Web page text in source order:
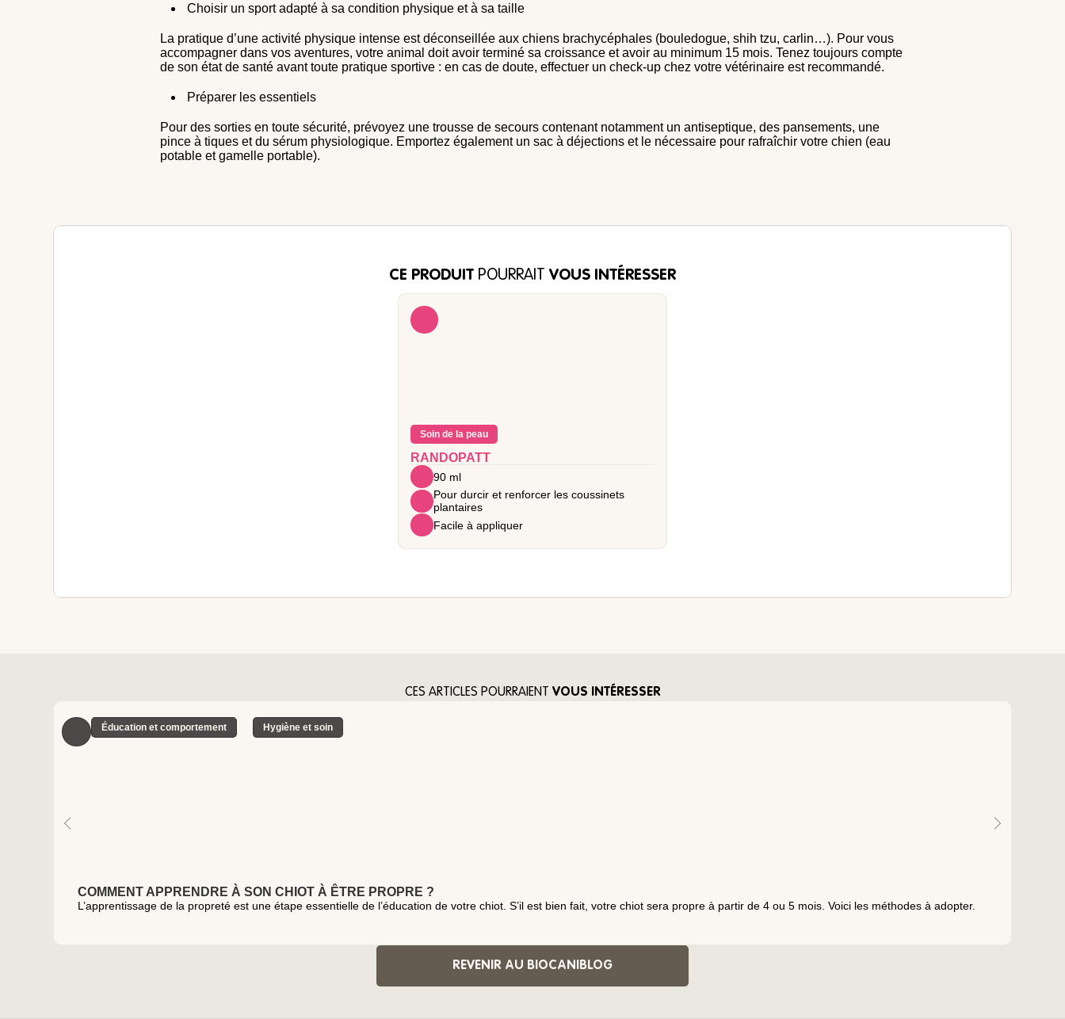
Choisir un sport adapté à sa condition physique et à sa taille
La pratique d’une activité physique intense est déconseillée aux chiens brachycéphales (bouledogue, shih tzu, carlin…). Pour vous
accompagner dans vos aventures, votre animal doit avoir terminé sa croissance et avoir au minimum 15 mois. Tenez toujours compte
de son état de santé avant toute pratique sportive : en cas de doute, effectuer un check-up chez votre vétérinaire est recommandé.
Préparer les essentiels
Pour des sorties en toute sécurité, prévoyez une trousse de secours contenant notamment un antiseptique, des pansements, une
pince à tiques et du sérum physiologique. Emportez également un sac à déjections et le nécessaire pour rafraîchir votre chien (eau
potable et gamelle portable).
CE PRODUIT POURRAIT VOUS INTÉRESSER
Soin de la peau
RANDOPATT
90 ml
Pour durcir et renforcer les coussinets
plantaires
Facile à appliquer
CES ARTICLES POURRAIENT VOUS INTÉRESSER
Éducation et comportement Hygiène et soin
COMMENT APPRENDRE À SON CHIOT À ÊTRE PROPRE ?
L’apprentissage de la propreté est une étape essentielle de l’éducation de votre chiot. S’il est bien fait, votre chiot sera propre à partir de 4 ou 5 mois. Voici les méthodes à adopter.
REVENIR AU BIOCANIBLOG